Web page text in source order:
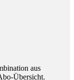
aus
Übersicht.